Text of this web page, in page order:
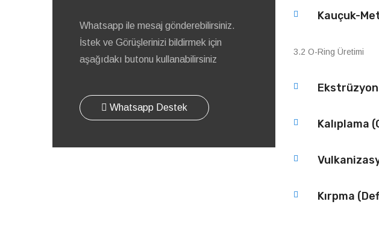
Whatsapp ile mesaj gönderebilirsiniz.
İstek ve Görüşlerinizi bildirmek için
aşağıdakı butonu kullanabilirsiniz
Whatsapp Destek
Kauçuk-
3.2 O-Ring Üretimi
Ekstrüzyon
Kalıplama
Kırpma